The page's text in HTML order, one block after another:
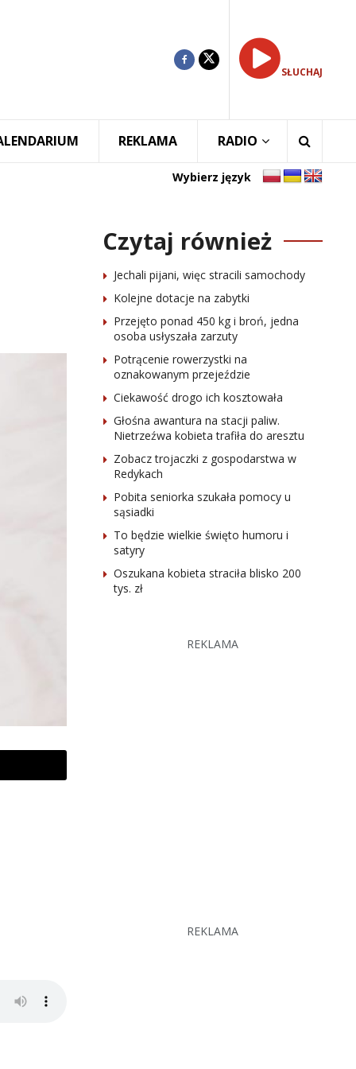
SŁUCHAJ
REKLAMA RADIO
Wybierz język
Czytaj również
Jechali pijani, więc stracili samochody
Kolejne dotacje na zabytki
Przejęto ponad 450 kg i broń, jedna
osoba usłyszała zarzuty
Potrącenie rowerzystki na
oznakowanym przejeździe
Ciekawość drogo ich kosztowała
Głośna awantura na stacji paliw.
Nietrzeźwa kobieta trafiła do aresztu
Zobacz trojaczki z gospodarstwa w
Redykach
Pobita seniorka szukała pomocy u
sąsiadki
To będzie wielkie święto humoru i
satyry
Oszukana kobieta straciła blisko 200
tys. zł
REKLAMA
REKLAMA